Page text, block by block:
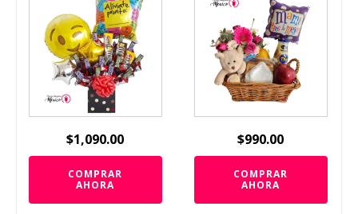
$1,090.00
COMPRAR
AHORA
$990.00
COMPRAR
AHORA